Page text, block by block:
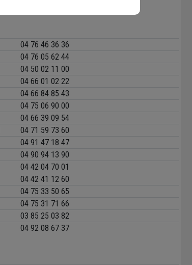
04 76 46 36 36
04 76 05 62 44
04 50 02 11 00
04 66 01 02 22
04 66 84 85 43
04 75 06 90 00
04 66 39 09 54
04 71 59 73 60
04 91 47 18 47
04 90 94 13 90
04 42 04 70 01
04 42 41 12 60
04 75 33 50 65
04 75 31 71 66
03 85 25 03 82
04 92 08 67 37